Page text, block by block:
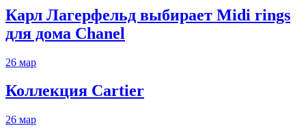
Карл Лагерфельд выбирает Midi rings
для дома Chanel
26 мар
Коллекция Cartier
26 мар